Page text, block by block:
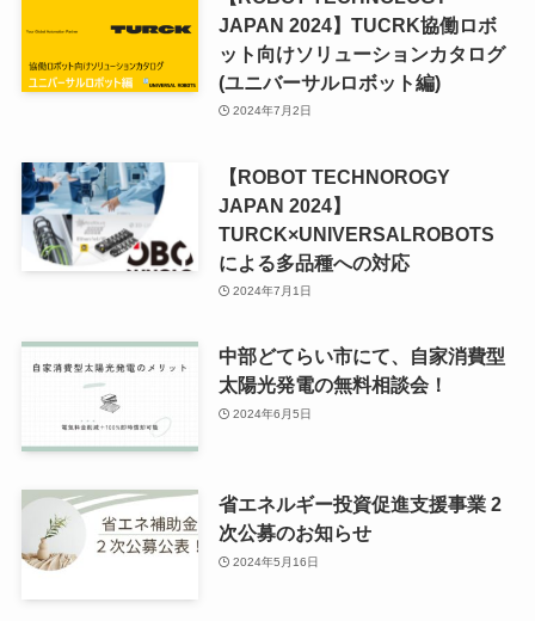
JAPAN 2024】TUCRK協働ロボ
ット向けソリューションカタログ
(ユニバーサルロボット編)
2024年7月2日
【ROBOT TECHNOROGY
JAPAN 2024】
TURCK×UNIVERSALROBOTS
による多品種への対応
2024年7月1日
中部どてらい市にて、自家消費型
太陽光発電の無料相談会！
2024年6月5日
省エネルギー投資促進支援事業 2
次公募のお知らせ
2024年5月16日